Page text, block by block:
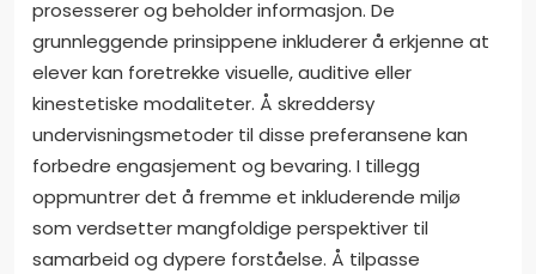
prosesserer og beholder informasjon. De
grunnleggende prinsippene inkluderer å erkjenne at
elever kan foretrekke visuelle, auditive eller
kinestetiske modaliteter. Å skreddersy
undervisningsmetoder til disse preferansene kan
forbedre engasjement og bevaring. I tillegg
oppmuntrer det å fremme et inkluderende miljø
som verdsetter mangfoldige perspektiver til
samarbeid og dypere forståelse. Å tilpasse